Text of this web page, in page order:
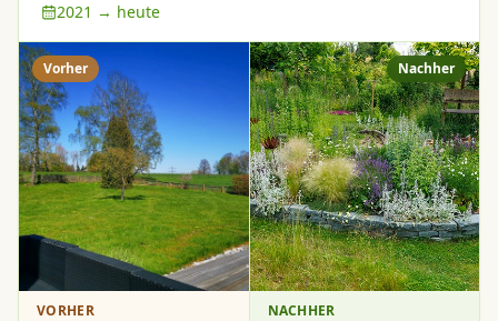
2021 → heute
Vorher Nachher
VORHER NACHHER